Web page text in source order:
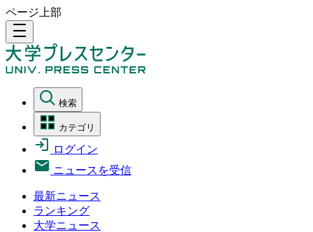
ページ上部
density_medium
検索
カテゴリ
ログイン
ニュースを受信
最新ニュース
ランキング
大学ニュース